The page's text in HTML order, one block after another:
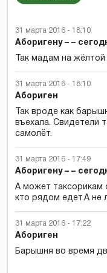
31 марта 2016 - 18:10
Аборигену – –
Так мадам на жёлтой
31 марта 2016 - 18:10
Абориген
Так вроде как
въехала. Свидетели
самолёт.
31 марта 2016 - 17:49
Аборигену – –
А может таксорикам
кто рядом едет.А не
31 марта 2016 - 17:22
Абориген
Барышня во время